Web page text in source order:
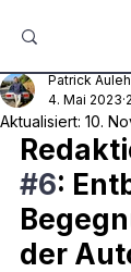
Patrick
4. Mai 2023
Aktualisiert: 10.
#6:
der